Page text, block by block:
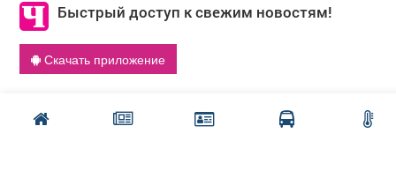
Быстрый доступ к свежим новостям!
Скачать приложение
согласие на обработку файлов cookie, которые
обеспечивают корректную работу сайта и сбора
информации для улучшения качества сервисов.
Что такое cookie
Политика конфиденциальности
«Партнёрский проект» оплачены рекламодателем.
Редакция сайта не несет ответственности за достоверность